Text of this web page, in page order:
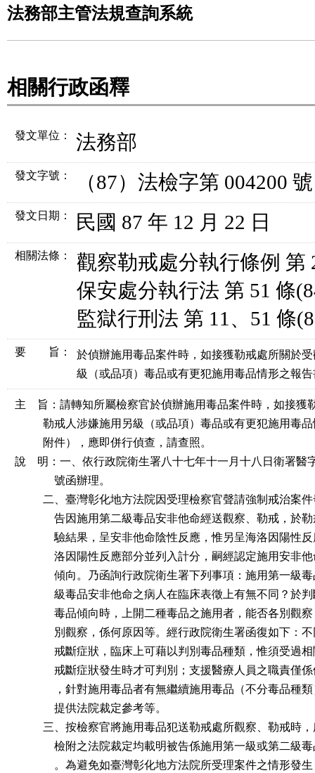
法務部主管法規查詢系統
相關行政函釋
發文單位： 法務部
發文字號： （87）法檢字第 004200 號
發文日期： 民國 87 年 12 月 22 日
相關法條 ：
觀察勒戒處分執行條例 第
保安處分執行法 第 51 條
監獄行刑法 第 11、51 條
要 旨：
於偵辦施用毒品案件時，如接獲勒戒處所關於
級（或品項）毒品或有更犯施用毒品情形之報
主    旨：請轉知所屬檢察官於偵辦施用毒品案件時，如接獲
勒戒人涉嫌施用另級（或品項）毒品或有更犯施用毒
          附件），應即併行偵查，請查照。
說    明：一、依行政院衛生署八十七年十一月十八日衛署醫
              號函辦理。
二、臺灣彰化地方法院因受理檢察官聲請強制戒治案
告因施用第二級毒品安非他命經送觀察、勒戒，於
驗結果，呈安非他命陰性反應，惟另呈海洛因陽性
洛因陽性反應部分並列入計分，嗣經認定施用安非
傾向。乃函詢行政院衛生署下列事項：施用第一級
級毒品安非他命之病人在臨床表徵上有無不同？於
毒品傾向時，上開二種毒品之施用者，能否各別觀
別觀察，係何原因等。經行政院衛生署函復如下：
戒斷症狀，臨床上可藉以判別毒品種類，惟須受過
戒斷症狀發生時才可判別；支援醫療人員之職責僅
，針對施用毒品者有無繼續施用毒品（不分毒品種
              提供法院裁定參考等。
三、按檢察官將施用毒品犯送勒戒處所觀察、勒戒時
檢附之法院裁定均載明被告係施用第一級或第二級
。為避免如臺灣彰化地方法院所受理案件之情形發